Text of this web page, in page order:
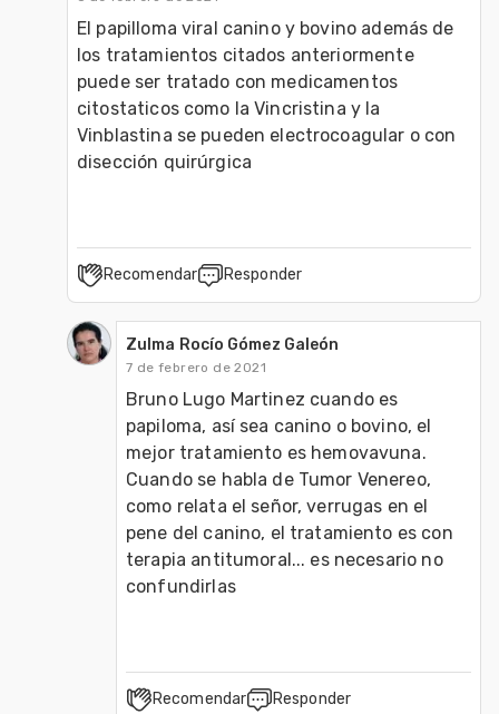
El papilloma viral canino y bovino además de
los tratamientos citados anteriormente
puede ser tratado con medicamentos
citostaticos como la Vincristina y la
Vinblastina se pueden electrocoagular o con
disección quirúrgica
Recomendar Responder
Zulma Rocío Gómez Galeón
7 de febrero de 2021
Bruno Lugo Martinez cuando es
papiloma, así sea canino o bovino, el
mejor tratamiento es hemovavuna.
Cuando se habla de Tumor Venereo,
como relata el señor, verrugas en el
pene del canino, el tratamiento es con
terapia antitumoral... es necesario no
confundirlas
Recomendar Responder